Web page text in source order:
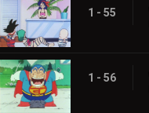
1 - 55
1 - 56